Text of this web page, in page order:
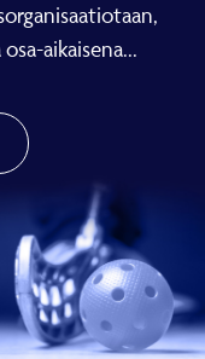
aikaisena...